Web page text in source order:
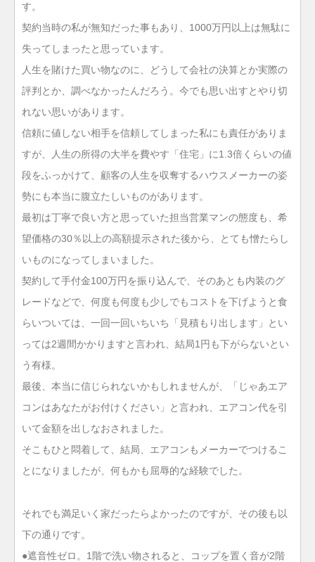
す。
契約当時の私が無知だった事もあり、1000万円以上は無駄に
失ってしまったと思っています。
人生を賭けた買い物なのに、どうして会社の決算とか実際の
評判とか、調べなかったんだろう。今でも思い出すとやり切
れない思いがあります。
信頼に値しない相手を信頼してしまった私にも責任がありま
すが、人生の所得の大半を費やす「住宅」に1.3倍くらいの値
段をふっかけて、顧客の人生を収奪するハウスメーカーの姿
勢にも本当に腹立たしいものがあります。
最初は丁寧で良い方と思っていた担当営業マンの態度も、希
望価格の30％以上の高額提示された後から、とても憎たらし
いものになってしまいました。
契約して手付金100万円を振り込んで、そのあとも内装のグ
レードなどで、何度も何度も少しでもコストを下げようと食
らいついては、一回一回いちいち「見積もり出します」とい
っては2週間かかりますと言われ、結局1円も下がらないとい
う有様。
最後、本当に信じられないかもしれませんが、「じゃあエア
コンはあなたがお付けください」と言われ、エアコン代を引
いて金額を出しなおされました。
そこもひと悶着して、結局、エアコンもメーカーでつけるこ
とになりましたが、何もかも屈辱的な経験でした。
それでも満足いく家だったらよかったのですが、その後も以
下の通りです。
●遮音性ゼロ。1階で洗い物されると、コップを置く音が2階